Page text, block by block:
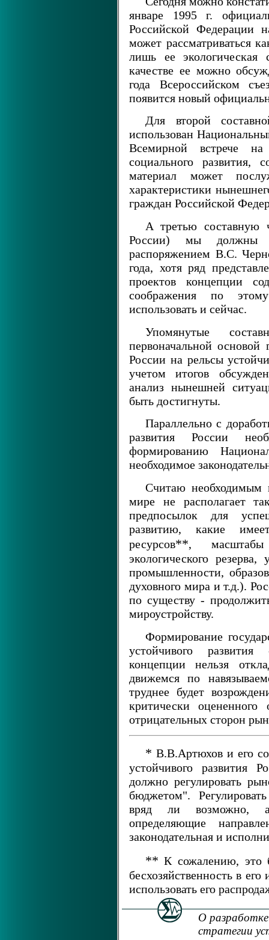
январе 1995 г.
Российской Федерации
может рассматриваться
лишь ее экологическая
качестве ее можно
года Всероссийском
появится новый
Для второй
использован
Всемирной встрече
социального развития,
материал может
характеристики
граждан Российской
А третью составную
России) мы должны
распоряжением B.C.
года, хотя ряд
проектов концепции
соображения по
использовать и сейчас.
Упомянутые
первоначальной основой
России на рельсы
учетом итогов
анализ нынешней
быть достигнуты.
Параллельно с
развития России
формированию
необходимое
Считаю необходимым
мире не располагает
предпосылок для
развитию, какие
ресурсов**, масштабы
экологического
промышленности,
духовного мира и т.д.).
по существу -
мироустройству.
Формирование
устойчивого
концепции нельзя
движемся по
труднее будет
критически
отрицательных сторон
* В.В.Артюхов и его
устойчивого развития
должно регулировать
бюджетом".
вряд ли возможно, а
определяющие
законодательная и
** К сожалению, это
бесхозяйственность в
использовать его
О разработке
стратегии